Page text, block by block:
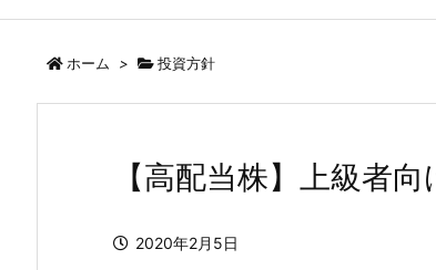
ホーム > 投資方針
【高配当株】上級者
2020年2月5日